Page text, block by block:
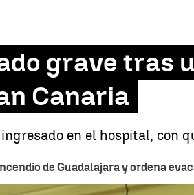
buscando?
grave tras
Canaria
en el hospital, con
de Guadalajara y ordena